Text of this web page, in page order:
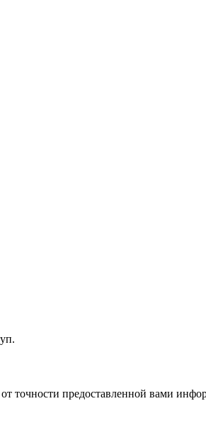
точности предоставленной вами